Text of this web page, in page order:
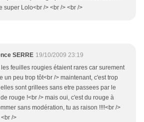
super Lolo<br /> <br /> <br />
SERRE 19/10/2009 23:19
les feuilles rougies étaient rares car surement
un peu trop tôt<br /> maintenant, c'est trop
sont grillees sans etre passees par le
rouge !<br /> mais oui, c'est du rouge à
sans modération, tu as raison !!!!<br />
/>